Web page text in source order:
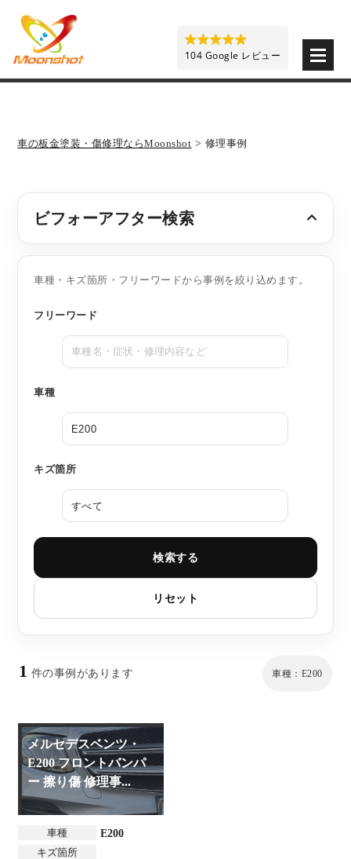
車の板金塗装・傷修理ならMoonshot > 修理事例
ビフォーアフター検索
車種・キズ箇所・フリーワードから事例を絞り込めます。
フリーワード
車種
キズ箇所
検索する
リセット
1 件の事例があります 車種：E200
メルセデスベンツ・
E200 フロントバンパ
ー 擦り傷 修理事...
車種
E200
キズ箇所
104 Google レビュー